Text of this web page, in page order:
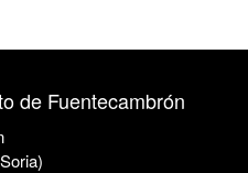
de Fuentecambrón